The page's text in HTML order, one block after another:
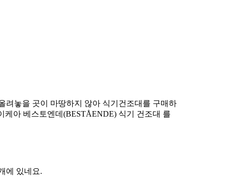
려놓을 곳이 마땅하지 않아 식기건조대를 구매하
아 베스토엔데(BESTÅENDE) 식기 건조대 를
에 있네요.